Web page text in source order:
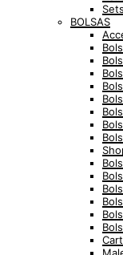
BOLSAS